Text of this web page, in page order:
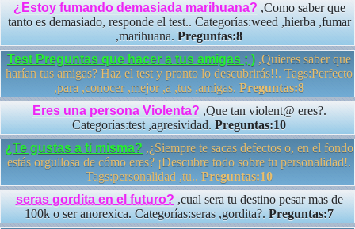
¿Estoy fumando demasiada marihuana? ,Como saber que
tanto es demasiado, responde el test.. Categorías:weed ,hierba ,fumar
,marihuana. Preguntas:8
Test Preguntas que hacer a tus amigas ; ) ,Quieres saber que
harían tus amigas? Haz el test y pronto lo descubrirás!!. Tags:Perfecto
,para ,conocer ,mejor ,a ,tus ,amigas. Preguntas:8
Eres una persona Violenta?,Que tan violent@ eres?.
Categorías:test ,agresividad. Preguntas:10
¿Te gustas a ti misma? ,¿Siempre te sacas defectos o, en el fondo
estás orgullosa de cómo eres? ¡Descubre todo sobre tu personalidad!.
Tags:personalidad ,tu.. Preguntas:10
seras gordita en el futuro? ,cual sera tu destino pesar mas de
100k o ser anorexica. Categorías:seras ,gordita?. Preguntas:7